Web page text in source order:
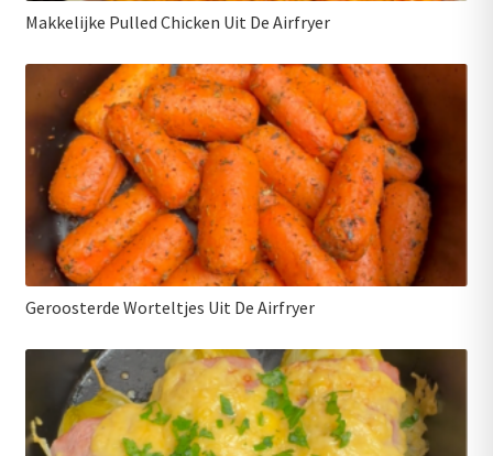
Makkelijke Pulled Chicken Uit De Airfryer
Geroosterde Worteltjes Uit De Airfryer